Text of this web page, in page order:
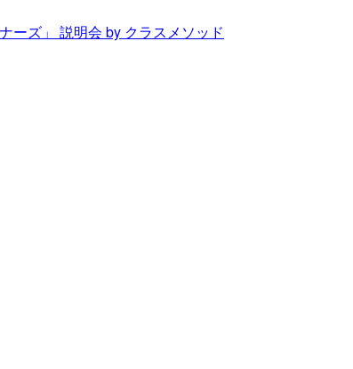
ーズ」 説明会 by クラスメソッド